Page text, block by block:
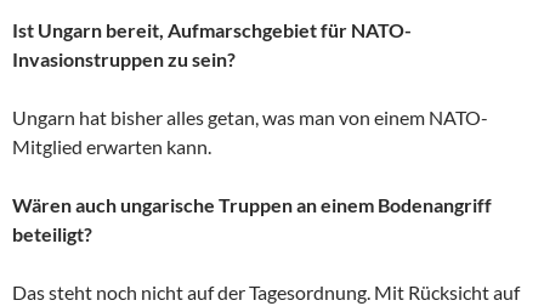
Ist Ungarn bereit, Aufmarschgebiet für NATO-
Invasionstruppen zu sein?
Ungarn hat bisher alles getan, was man von einem NATO-
Mitglied erwarten kann.
Wären auch ungarische Truppen an einem Bodenangriff
beteiligt?
Das steht noch nicht auf der Tagesordnung. Mit Rücksicht auf